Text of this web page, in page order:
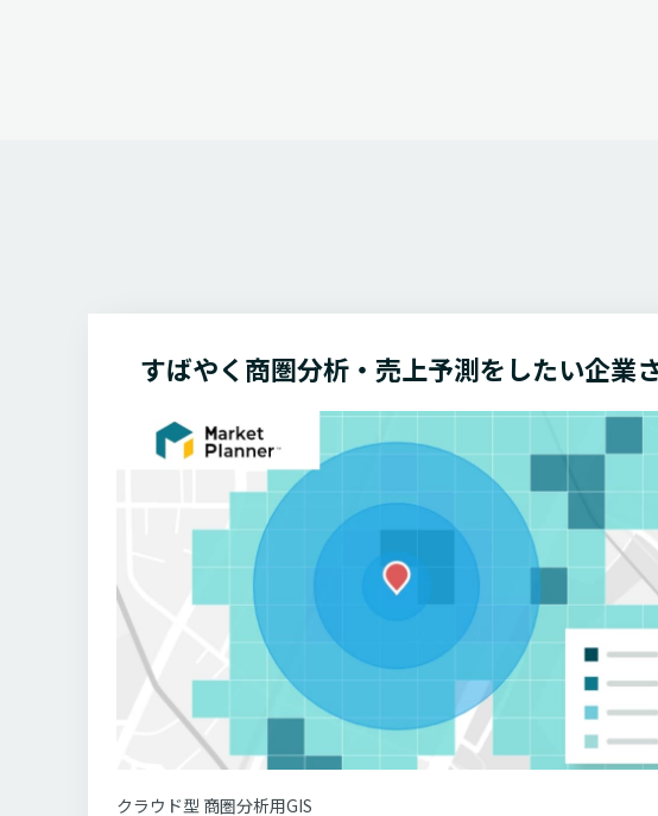
すばやく商圏分析・売上予測をしたい企業
クラウド型 商圏分析用GIS